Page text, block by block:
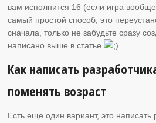
вам исполнится 16 (если игра
самый простой способ, это
сначала, только не забудьте сразу
написано выше в статье
Как написать
поменять возраст
Есть еще один вариант, это написать